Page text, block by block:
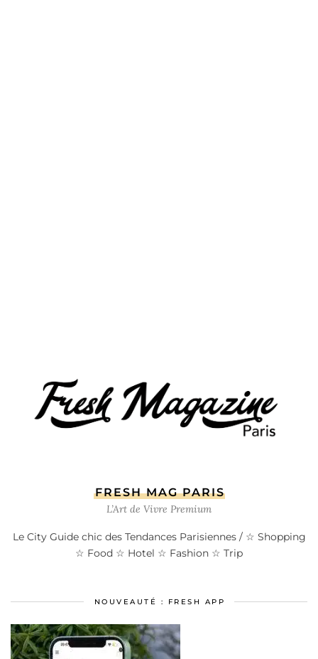
FRESH MAG PARIS
L’Art de Vivre Premium
Le City Guide chic des Tendances Parisiennes / ☆ Shopping
☆ Food ☆ Hotel ☆ Fashion ☆ Trip
NOUVEAUTÉ : FRESH APP